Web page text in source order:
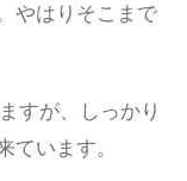
やはりそこまで
すが、しっかり
ています。